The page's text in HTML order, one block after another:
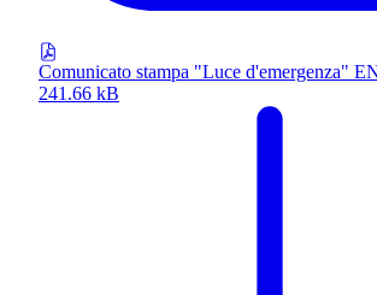
Comunicato stampa "Luce d'emergenza"
241.66 kB